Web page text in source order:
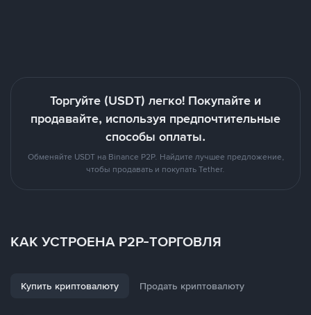
Торгуйте (USDT) легко! Покупайте и
продавайте, используя предпочтительные
способы оплаты.
Обменяйте USDT на Binance P2P. Найдите лучшее предложение,
чтобы продавать и покупать Tether.
КАК УСТРОЕНА P2P-ТОРГОВЛЯ
Купить криптовалюту Продать криптовалюту